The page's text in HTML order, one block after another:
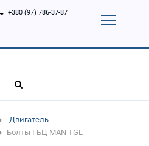
0)
Услуги
+380 (97) 786-37-87
Двигатель
Болты ГБЦ MAN TGL